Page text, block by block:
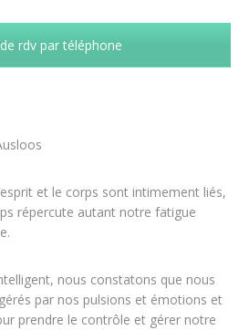
rdv par téléphone
et le corps sont intimement liés,
répercute autant notre fatigue
nous constatons que nous
par nos pulsions et émotions et
prendre le contrôle et gérer notre